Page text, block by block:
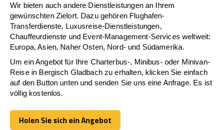
Wir bieten auch andere Dienstleistungen an Ihrem
gewünschten Zielort. Dazu gehören Flughafen-
Transferdienste, Luxusreise-Dienstleistungen,
Chauffeurdienste und Event-Management-Services weltweit:
Europa, Asien, Naher Osten, Nord- und Südamerika.
Um ein Angebot für Ihre Charterbus-, Minibus- oder Minivan-
Reise in Bergisch Gladbach zu erhalten, klicken Sie einfach
auf den Button unten und senden Sie uns eine Anfrage. Es ist
völlig kostenlos.
Holen Sie sich ein Angebot